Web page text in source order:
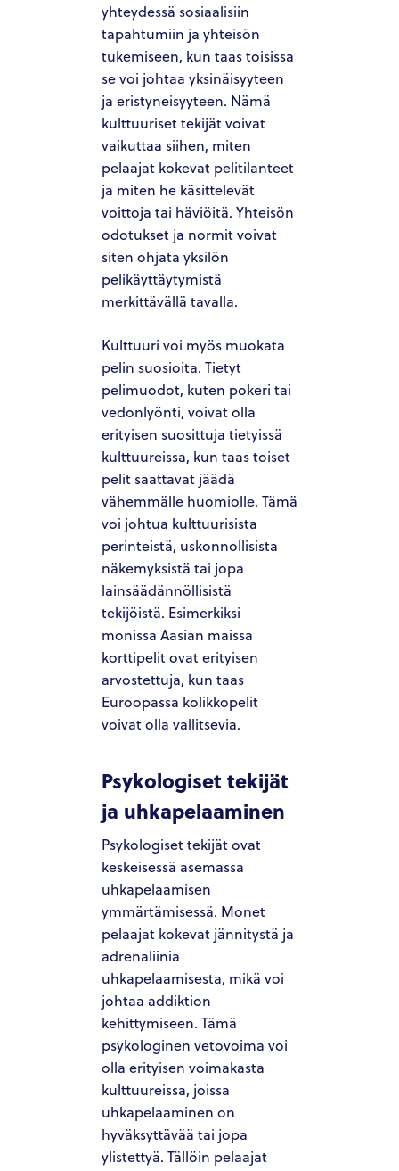
yhteydessä sosiaalisiin
tapahtumiin ja yhteisön
tukemiseen, kun taas toisissa
se voi johtaa yksinäisyyteen
ja eristyneisyyteen. Nämä
kulttuuriset tekijät voivat
vaikuttaa siihen, miten
pelaajat kokevat pelitilanteet
ja miten he käsittelevät
voittoja tai häviöitä. Yhteisön
odotukset ja normit voivat
siten ohjata yksilön
pelikäyttäytymistä
merkittävällä tavalla.
Kulttuuri voi myös muokata
pelin suosioita. Tietyt
pelimuodot, kuten pokeri tai
vedonlyönti, voivat olla
erityisen suosittuja tietyissä
kulttuureissa, kun taas toiset
pelit saattavat jäädä
vähemmälle huomiolle. Tämä
voi johtua kulttuurisista
perinteistä, uskonnollisista
näkemyksistä tai jopa
lainsäädännöllisistä
tekijöistä. Esimerkiksi
monissa Aasian maissa
korttipelit ovat erityisen
arvostettuja, kun taas
Euroopassa kolikkopelit
voivat olla vallitsevia.
Psykologiset tekijät
ja uhkapelaaminen
Psykologiset tekijät ovat
keskeisessä asemassa
uhkapelaamisen
ymmärtämisessä. Monet
pelaajat kokevat jännitystä ja
adrenaliinia
uhkapelaamisesta, mikä voi
johtaa addiktion
kehittymiseen. Tämä
psykologinen vetovoima voi
olla erityisen voimakasta
kulttuureissa, joissa
uhkapelaaminen on
hyväksyttävää tai jopa
ylistettyä. Tällöin pelaajat